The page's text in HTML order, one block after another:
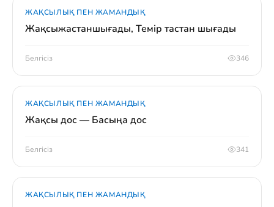
ЖАҚСЫЛЫҚ ПЕН ЖАМАНДЫҚ
Жақсыжастаншығады, Темір тастан шығады
Белгісіз 346
ЖАҚСЫЛЫҚ ПЕН ЖАМАНДЫҚ
Жақсы дос — Басыңа дос
Белгісіз 341
ЖАҚСЫЛЫҚ ПЕН ЖАМАНДЫҚ